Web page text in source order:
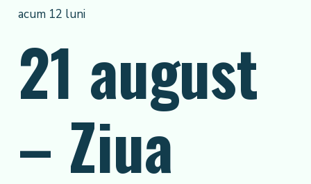
acum 12 luni
21 august
– Ziua